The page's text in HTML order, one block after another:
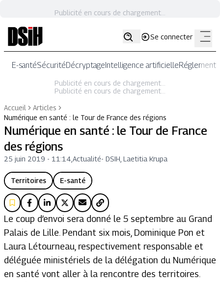
Publicité en cours de chargement...
Se connecter
E-santéSécuritéDécryptageIntelligence artificielle
Publicité en cours de chargement...
Publicité en cours de chargement...
Accueil
Articles
Numérique en santé : le Tour de France des régions
Numérique en santé : le Tour de France
des régions
25 juin 2019 - 11:14 Actualité- DSIH, Laetitia Krupa
Territoires E-santé
Le coup d’envoi sera donné le 5 septembre au Grand
Palais de Lille. Pendant six mois, Dominique Pon et
Laura Létourneau, respectivement responsable et
déléguée ministériels de la délégation du Numérique
en santé vont aller à la rencontre des territoires.